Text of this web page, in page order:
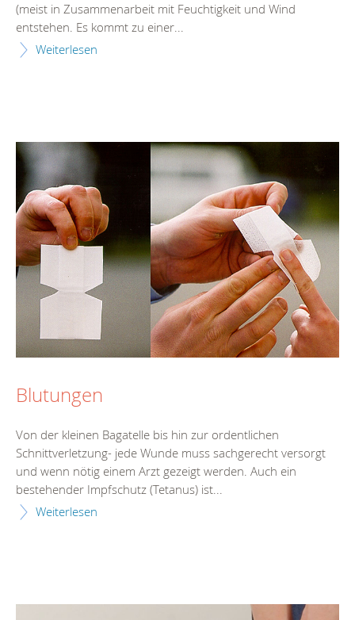
(meist in Zusammenarbeit mit Feuchtigkeit und Wind
entstehen. Es kommt zu einer...
Weiterlesen
Blutungen
Von der kleinen Bagatelle bis hin zur ordentlichen
Schnittverletzung- jede Wunde muss sachgerecht versorgt
und wenn nötig einem Arzt gezeigt werden. Auch ein
bestehender Impfschutz (Tetanus) ist...
Weiterlesen